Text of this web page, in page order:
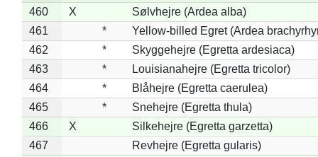
460
X
Sølvhejre (Ardea alba)
461
*
Yellow-billed Egret (Ardea
462
*
Skyggehejre (Egretta ardesiaca)
463
*
Louisianahejre (Egretta tricolor)
464
*
Blåhejre (Egretta caerulea)
465
*
Snehejre (Egretta thula)
466
X
Silkehejre (Egretta garzetta)
467
Revhejre (Egretta gularis)